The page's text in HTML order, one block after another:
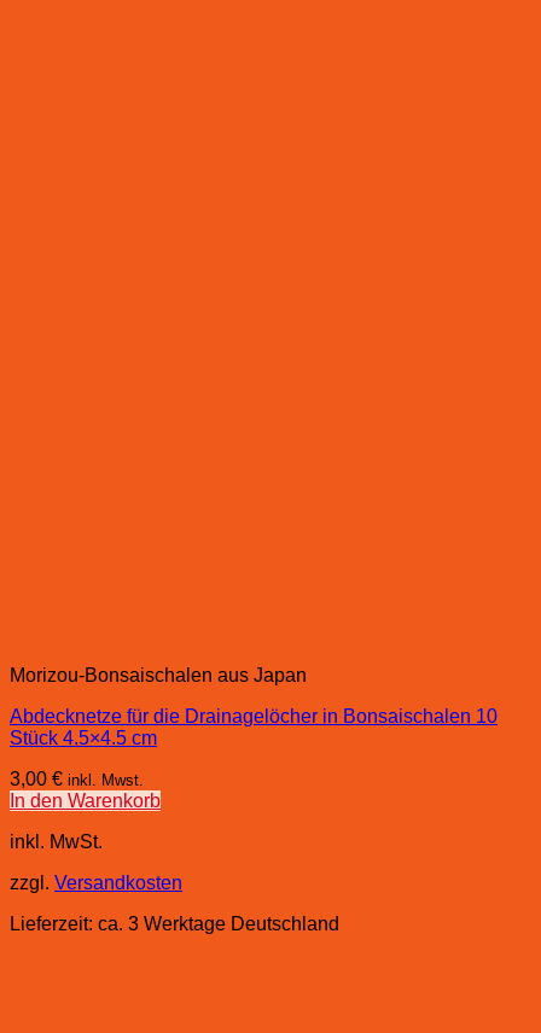
Morizou-Bonsaischalen aus Japan
Abdecknetze für die Drainagelöcher in Bonsaischalen 10
Stück 4.5×4.5 cm
3,00 € inkl. Mwst.
In den Warenkorb
inkl. MwSt.
zzgl. Versandkosten
Lieferzeit: ca. 3 Werktage Deutschland